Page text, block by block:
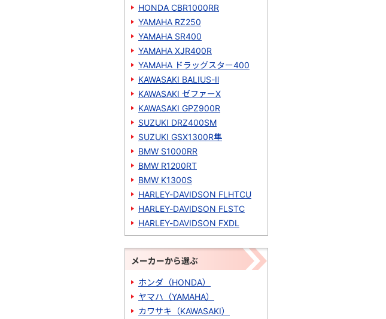
HONDA CBR1000RR
YAMAHA RZ250
YAMAHA SR400
YAMAHA XJR400R
YAMAHA ドラッグスター400
KAWASAKI BALIUS-Ⅱ
KAWASAKI ゼファーΧ
KAWASAKI GPZ900R
SUZUKI DRZ400SM
SUZUKI GSX1300R隼
BMW S1000RR
BMW R1200RT
BMW K1300S
HARLEY-DAVIDSON FLHTCU
HARLEY-DAVIDSON FLSTC
HARLEY-DAVIDSON FXDL
メーカーから選ぶ
ホンダ（HONDA）
ヤマハ（YAMAHA）
カワサキ（KAWASAKI）